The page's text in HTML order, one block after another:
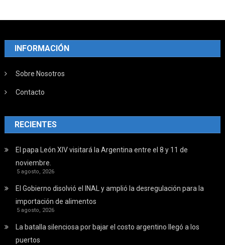
INFORMACIÓN
Sobre Nosotros
Contacto
RECIENTES
El papa León XIV visitará la Argentina entre el 8 y 11 de
noviembre.
5 agosto, 2026
El Gobierno disolvió el INAL y amplió la desregulación para la
importación de alimentos
5 agosto, 2026
La batalla silenciosa por bajar el costo argentino llegó a los
puertos